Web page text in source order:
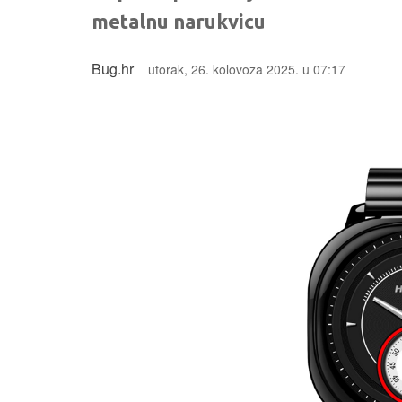
metalnu narukvicu
Bug.hr utorak, 26. kolovoza 2025. u 07:17